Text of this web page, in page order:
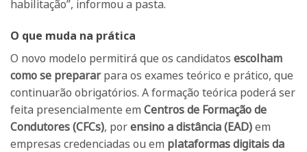
habilitação”, informou a pasta.
O que muda na prática
O novo modelo permitirá que os candidatos escolham
como se prepararpara os exames teórico e prático, que
continuarão obrigatórios. A formação teórica poderá ser
feita presencialmente em Centros de Formação de
Condutores (CFCs), porensino a distância (EAD)em
empresas credenciadas ou em plataformas digitais da